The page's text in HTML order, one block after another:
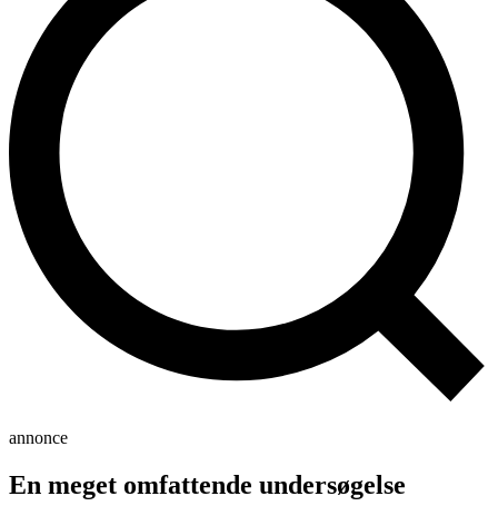
annonce
En meget omfattende undersøgelse